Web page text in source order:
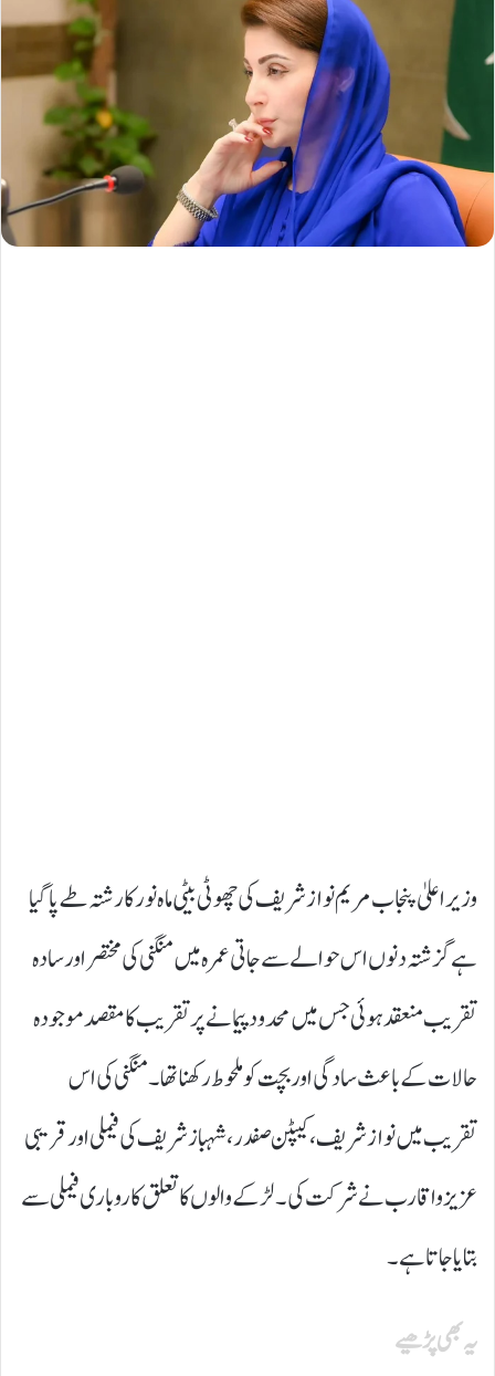
وزیر اعلیٰ پنجاب مریم نوازشریف کی چھوٹی بیٹی ماہ نور کا رشتہ طے پا گیا
ہے گزشتہ دنوں اس حوالے سے جاتی عمرہ میں منگنی کی مختصر اور سادہ
تقریب منعقد ہوئی جس میں محدود پیمانے پر تقریب کا مقصد موجودہ
حالات کے باعث سادگی اور بچت کو ملحوط رکھنا تھا ۔منگنی کی اس
تقریب میں نواز شریف، کیپٹن صفدر، شہباز شریف کی فیملی اور قریبی
عزیز واقارب نے شرکت کی ۔ لڑکے والوں کا تعلق کاروباری فیملی سے
بتایا جاتا ہے ۔
یہ بھی پڑھیے